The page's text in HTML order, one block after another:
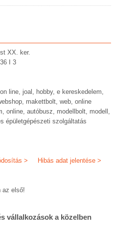
XX. ker.
I 3
line, joal, hobby, e kereskedelem,
makettbolt, web, online
online, autóbusz, modellbolt, modell,
épületgépészeti szolgáltatás
Hibás adat jelentése >
>
az első!
vállalkozások a közelben